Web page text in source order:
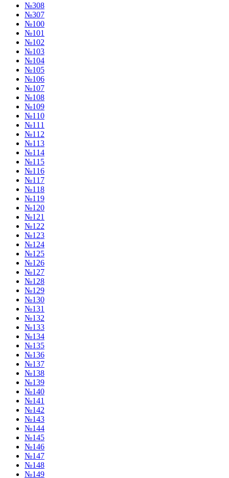
№308
№307
№100
№101
№102
№103
№104
№105
№106
№107
№108
№109
№110
№111
№112
№113
№114
№115
№116
№117
№118
№119
№120
№121
№122
№123
№124
№125
№126
№127
№128
№129
№130
№131
№132
№133
№134
№135
№136
№137
№138
№139
№140
№141
№142
№143
№144
№145
№146
№147
№148
№149